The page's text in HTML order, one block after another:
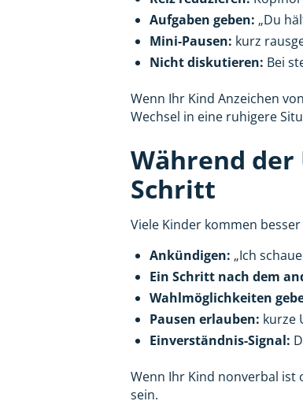
Aufgaben geben: „Du
Mini-Pausen: kurz
Nicht diskutieren: Bei
Wenn Ihr Kind Anzeichen
Wechsel in eine ruhigere
Während
Schritt
Viele Kinder kommen
Ankündigen: „Ich
Ein Schritt nach dem
Wahlmöglichkeiten
Pausen erlauben: kurze
Einverständnis-Signal:
Wenn Ihr Kind nonverbal ist
sein.